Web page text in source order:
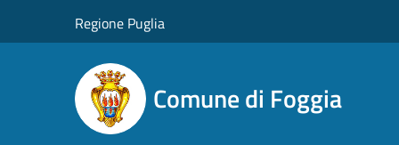
Regione Puglia
Comune di Foggia